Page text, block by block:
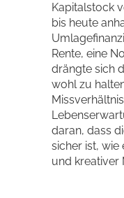
Kapitalstock
bis heute
Rente, eine
drängte sich
wohl zu
daran, dass
sicher ist, wie
und kreativer